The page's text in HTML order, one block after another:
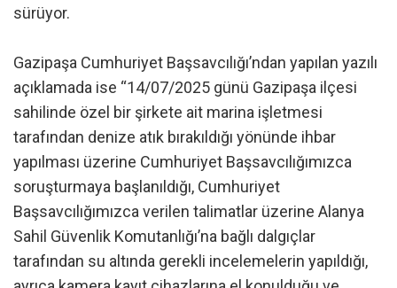
sürüyor.
Gazipaşa Cumhuriyet Başsavcılığı’ndan yapılan yazılı
açıklamada ise “14/07/2025 günü Gazipaşa ilçesi
sahilinde özel bir şirkete ait marina işletmesi
tarafından denize atık bırakıldığı yönünde ihbar
yapılması üzerine Cumhuriyet Başsavcılığımızca
soruşturmaya başlanıldığı, Cumhuriyet
Başsavcılığımızca verilen talimatlar üzerine Alanya
Sahil Güvenlik Komutanlığı’na bağlı dalgıçlar
tarafından su altında gerekli incelemelerin yapıldığı,